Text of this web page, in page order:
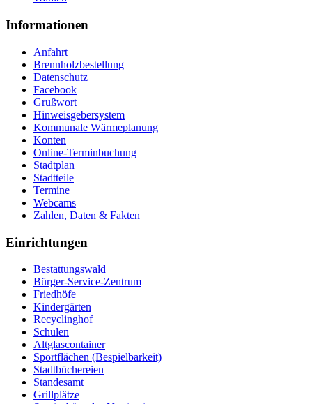
Informationen
Anfahrt
Brennholzbestellung
Datenschutz
Facebook
Grußwort
Hinweisgebersystem
Kommunale Wärmeplanung
Konten
Online-Terminbuchung
Stadtplan
Stadtteile
Termine
Webcams
Zahlen, Daten & Fakten
Einrichtungen
Bestattungswald
Bürger-Service-Zentrum
Friedhöfe
Kindergärten
Recyclinghof
Schulen
Altglascontainer
Sportflächen (Bespielbarkeit)
Stadtbüchereien
Standesamt
Grillplätze